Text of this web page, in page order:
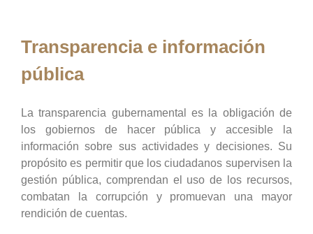
Transparencia e información
pública
La transparencia gubernamental es la obligación de
los gobiernos de hacer pública y accesible la
información sobre sus actividades y decisiones. Su
propósito es permitir que los ciudadanos supervisen la
gestión pública, comprendan el uso de los recursos,
combatan la corrupción y promuevan una mayor
rendición de cuentas.